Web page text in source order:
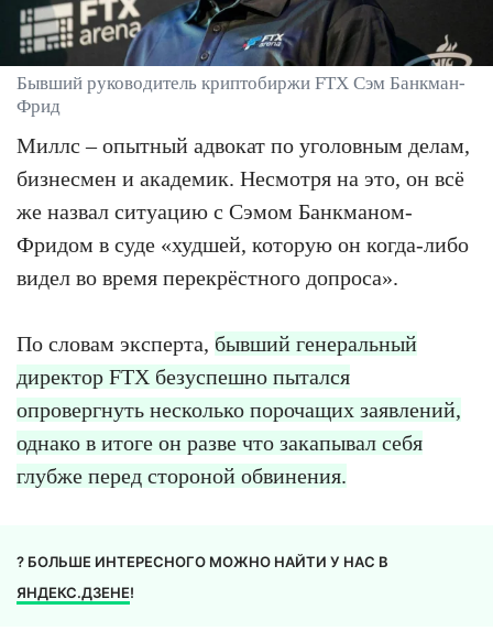
Бывший руководитель криптобиржи FTX Сэм Банкман-
Фрид
Миллс – опытный адвокат по уголовным делам,
бизнесмен и академик. Несмотря на это, он всё
же назвал ситуацию с Сэмом Банкманом-
Фридом в суде «худшей, которую он когда-либо
видел во время перекрёстного допроса».
По словам эксперта, бывший генеральный
директор FTX безуспешно пытался
опровергнуть несколько порочащих заявлений,
однако в итоге он разве что закапывал себя
глубже перед стороной обвинения.
? БОЛЬШЕ ИНТЕРЕСНОГО МОЖНО НАЙТИ У НАС В
ЯНДЕКС.ДЗЕНЕ!